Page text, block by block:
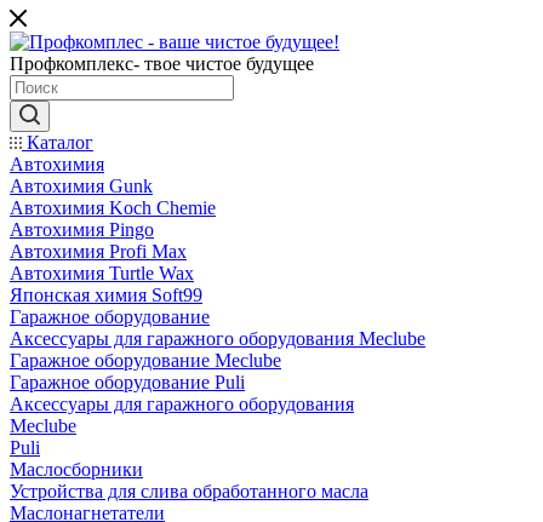
Профкомплекс- твое чистое будущее
Каталог
Автохимия
Автохимия Gunk
Автохимия Koch Chemie
Автохимия Pingo
Автохимия Profi Max
Автохимия Turtle Wax
Японская химия Soft99
Гаражное оборудование
Аксессуары для гаражного оборудования Meclube
Гаражное оборудование Meclube
Гаражное оборудование Puli
Аксессуары для гаражного оборудования
Meclube
Puli
Маслосборники
Устройства для слива обработанного масла
Маслонагнетатели